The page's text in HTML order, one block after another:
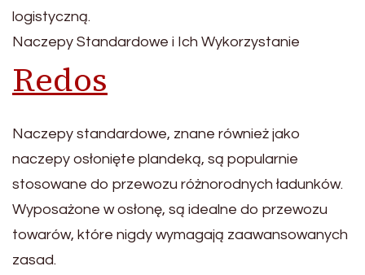
logistyczną.
Naczepy Standardowe i Ich Wykorzystanie
Redos
Naczepy standardowe, znane również jako
naczepy osłonięte plandeką, są popularnie
stosowane do przewozu różnorodnych ładunków.
Wyposażone w osłonę, są idealne do przewozu
towarów, które nigdy wymagają zaawansowanych
zasad.